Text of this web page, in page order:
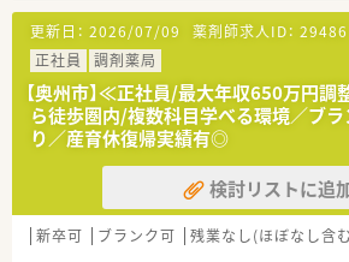
【法人特徴について】
■従業員数8万人を超える大手グループ
ースや医療食品事業を展開する企業と
す。
■調剤薬局経営のみならず福祉事業に
護の両面から地域住民の生活をトータル
■全国規模のネットワークを活かした医
コードによる過誤防止システムの全店
す。
更新日： 2026/07/09 薬剤師求人ID： 29486
正社員
調剤薬局
【奥州市】≪正社員/最大年収650万円調
ら徒歩圏内/複数科目学べる環境／ブ
り／産育休復帰実績有◎
検討リストに追
新卒可 ブランク可 残業なし(ほぼなし含